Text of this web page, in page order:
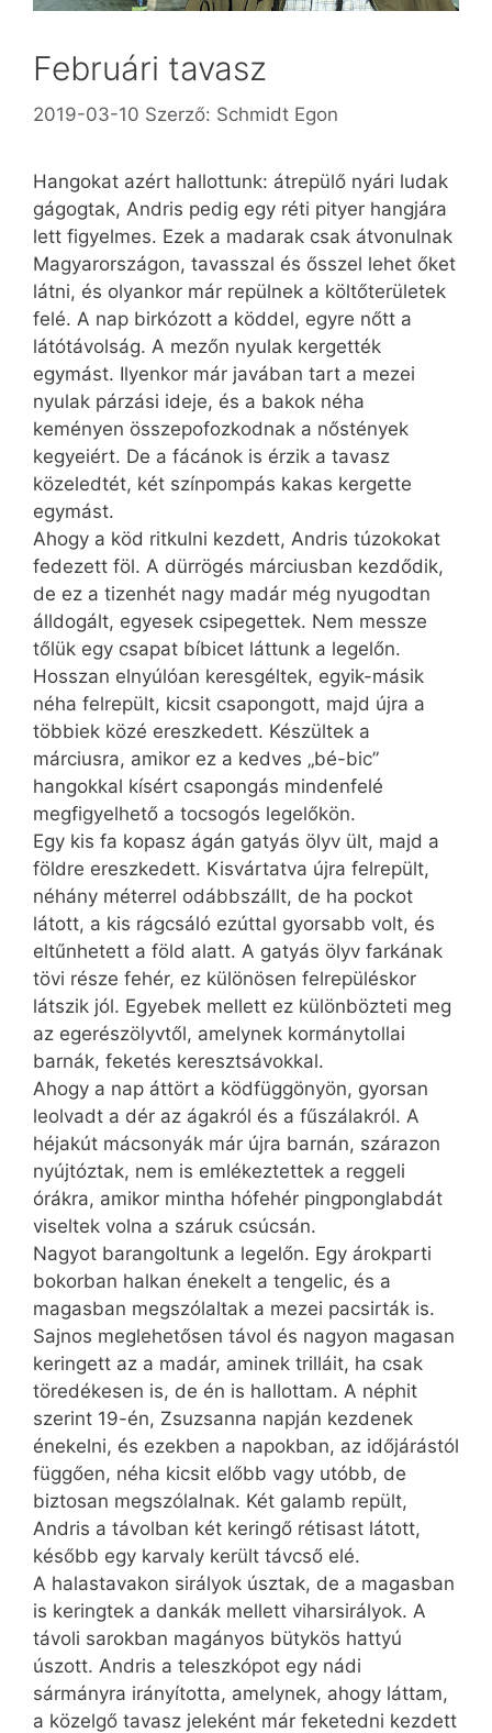
Februári tavasz
2019-03-10 Szerző: Schmidt Egon
Hangokat azért hallottunk: átrepülő nyári ludak
gágogtak, Andris pedig egy réti pityer hangjára
lett figyelmes. Ezek a madarak csak átvonulnak
Magyarországon, tavasszal és ősszel lehet őket
látni, és olyankor már repülnek a költőterületek
felé. A nap birkózott a köddel, egyre nőtt a
látótávolság. A mezőn nyulak kergették
egymást. Ilyenkor már javában tart a mezei
nyulak párzási ideje, és a bakok néha
keményen összepofozkodnak a nőstények
kegyeiért. De a fácánok is érzik a tavasz
közeledtét, két színpompás kakas kergette
egymást.
Ahogy a köd ritkulni kezdett, Andris túzokokat
fedezett föl. A dürrögés márciusban kezdődik,
de ez a tizenhét nagy madár még nyugodtan
álldogált, egyesek csipegettek. Nem messze
tőlük egy csapat bíbicet láttunk a legelőn.
Hosszan elnyúlóan keresgéltek, egyik-másik
néha felrepült, kicsit csapongott, majd újra a
többiek közé ereszkedett. Készültek a
márciusra, amikor ez a kedves „bé-bic”
hangokkal kísért csapongás mindenfelé
megfigyelhető a tocsogós legelőkön.
Egy kis fa kopasz ágán gatyás ölyv ült, majd a
földre ereszkedett. Kisvártatva újra felrepült,
néhány méterrel odábbszállt, de ha pockot
látott, a kis rágcsáló ezúttal gyorsabb volt, és
eltűnhetett a föld alatt. A gatyás ölyv farkának
tövi része fehér, ez különösen felrepüléskor
látszik jól. Egyebek mellett ez különbözteti meg
az egerészölyvtől, amelynek kormánytollai
barnák, feketés keresztsávokkal.
Ahogy a nap áttört a ködfüggönyön, gyorsan
leolvadt a dér az ágakról és a fűszálakról. A
héjakút mácsonyák már újra barnán, szárazon
nyújtóztak, nem is emlékeztettek a reggeli
órákra, amikor mintha hófehér pingponglabdát
viseltek volna a száruk csúcsán.
Nagyot barangoltunk a legelőn. Egy árokparti
bokorban halkan énekelt a tengelic, és a
magasban megszólaltak a mezei pacsirták is.
Sajnos meglehetősen távol és nagyon magasan
keringett az a madár, aminek trilláit, ha csak
töredékesen is, de én is hallottam. A néphit
szerint 19-én, Zsuzsanna napján kezdenek
énekelni, és ezekben a napokban, az időjárástól
függően, néha kicsit előbb vagy utóbb, de
biztosan megszólalnak. Két galamb repült,
Andris a távolban két keringő rétisast látott,
később egy karvaly került távcső elé.
A halastavakon sirályok úsztak, de a magasban
is keringtek a dankák mellett viharsirályok. A
távoli sarokban magányos bütykös hattyú
úszott. Andris a teleszkópot egy nádi
sármányra irányította, amelynek, ahogy láttam,
a közelgő tavasz jeleként már feketedni kezdett